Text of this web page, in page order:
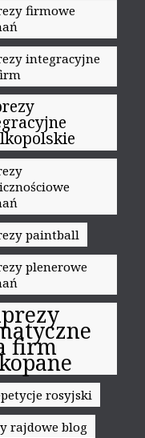
firmowe
integracyjne
paintball
plenerowe
firm
rosyjski
rajdowe blog